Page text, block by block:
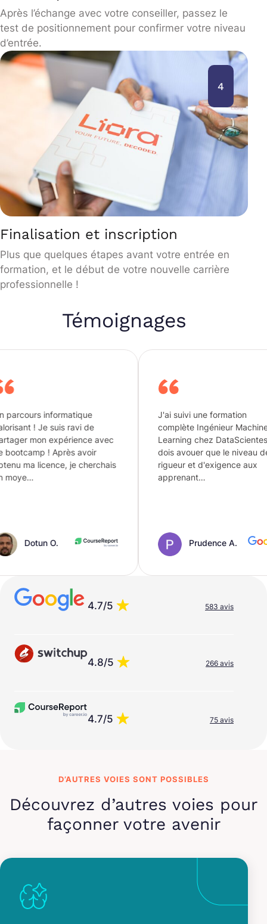
Après l’échange avec votre conseiller, passez le
test de positionnement pour confirmer votre niveau
d’entrée.
4
Finalisation et inscription
Plus que quelques étapes avant votre entrée en
formation, et le début de votre nouvelle carrière
professionnelle !
Témoignages
ravi de
avec
avoir
je cherchais
J'ai suivi une formation
complète Ingénieur Machine
Learning chez DataScientest. je
dois avouer que le niveau de
rigueur et d'exigence aux
Prudence A.
4.7/5 583 avis
4.8/5 266 avis
4.7/5 75 avis
D’AUTRES VOIES SONT POSSIBLES
Découvrez d’autres voies pour
façonner votre avenir